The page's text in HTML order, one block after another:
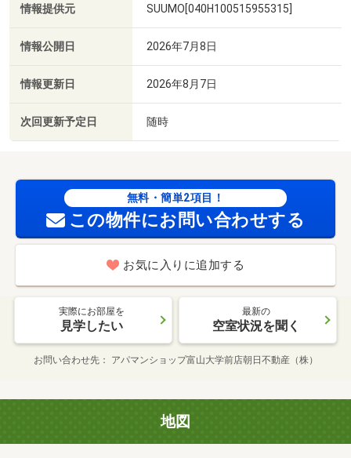
情報提供元 SUUMO[040H100515955315]
情報公開日 2026年7月8日
情報更新日 2026年8月7日
次回更新予定日 随時
無料・簡単2項目！
この物件にお問い合わせする
お気に入りに追加する
実際にお部屋を
見学したい
最新の
空室状況を聞く
お問い合わせ先 アパマンショップ富山大学前店朝日不動産（株）
地図